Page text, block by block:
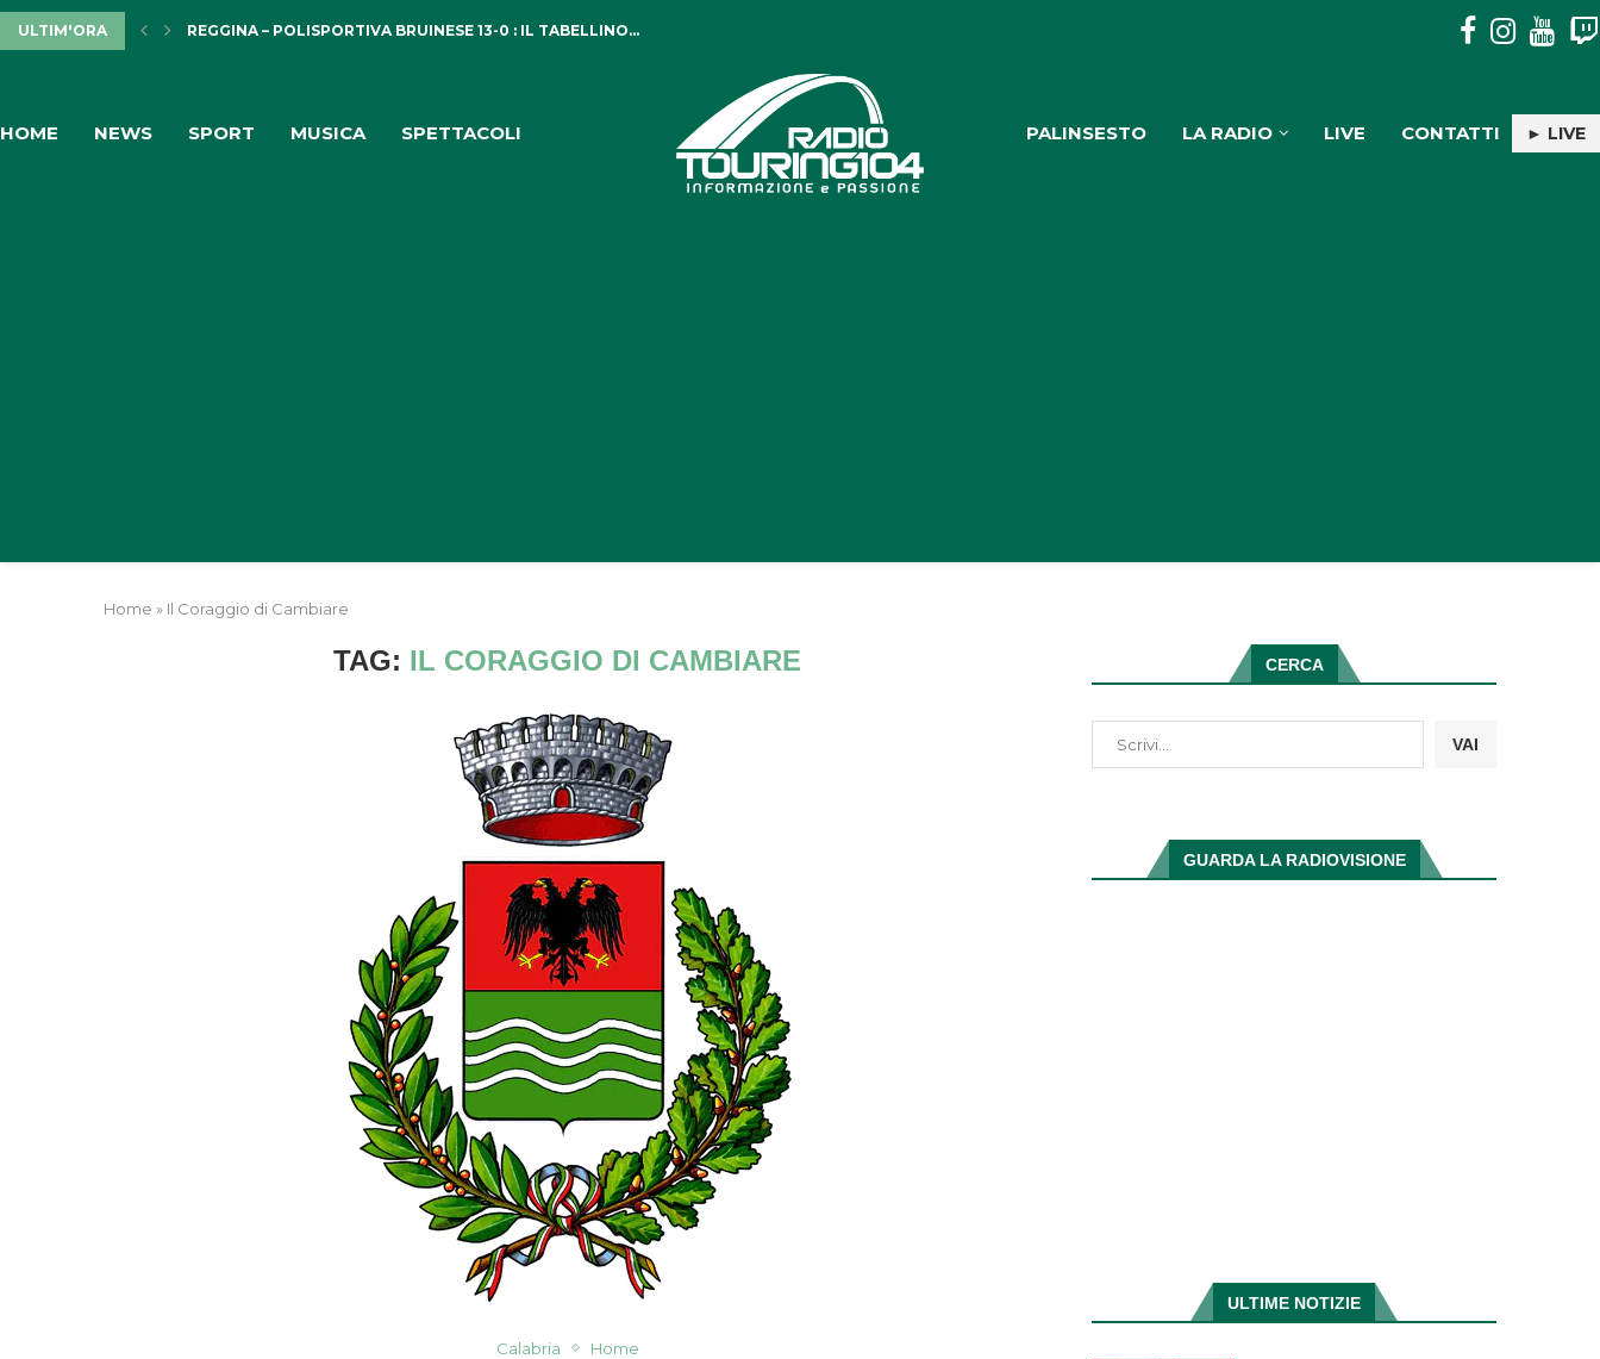
ULTIM'ORA REGGINA – POLISPORTIVA BRUINESE 13-0 : IL TABELLINO... “THE KIDS AREN’T ALRIGHT”: IL MESSAGGIO DIETRO IL...
HOME NEWS SPORT MUSICA SPETTACOLI PALINSESTO LA RADIO LIVE CONTATTI ► LIVE
Home » Il Coraggio di Cambiare
TAG: IL CORAGGIO DI CAMBIARE
Calabria Home
CERCA
VAI
GUARDA LA RADIOVISIONE
ULTIME NOTIZIE